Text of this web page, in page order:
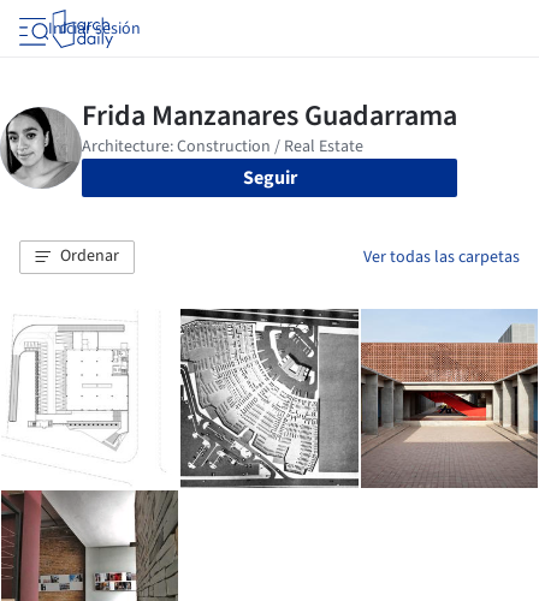
Iniciar sesión
Seguir
Ordenar Ver todas las carpetas